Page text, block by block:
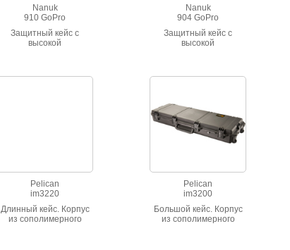
Nanuk
910 GoPro
Защитный кейс с
высокой
Nanuk
904 GoPro
Защитный кейс с
высокой
Pelican
im3220
Длинный кейс. Корпус
из сополимерного
Pelican
im3200
Большой кейс. Корпус
из сополимерного